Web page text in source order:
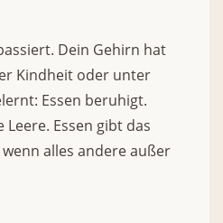
Dein Gehirn hat
Kindheit oder unter
Essen beruhigt.
Essen gibt das
alles andere außer